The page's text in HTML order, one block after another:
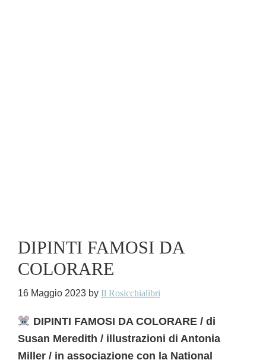
DIPINTI FAMOSI DA
COLORARE
16 Maggio 2023 by Il Rosicchialibri
DIPINTI FAMOSI DA COLORARE / di
Susan Meredith / illustrazioni di Antonia
Miller / in associazione con la National